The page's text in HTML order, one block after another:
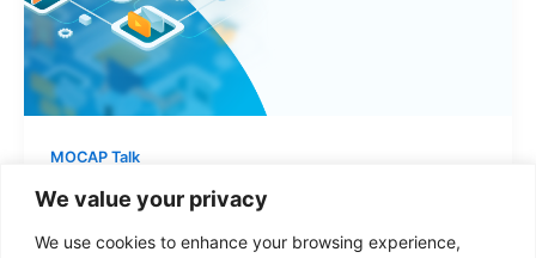
We value your privacy
We use cookies to enhance your browsing experience,
MOCAP Talk
ช่วยแบรนด์เพิ่มยอดขาย เชื่อมต่อลูกค้ารวดเร็ว